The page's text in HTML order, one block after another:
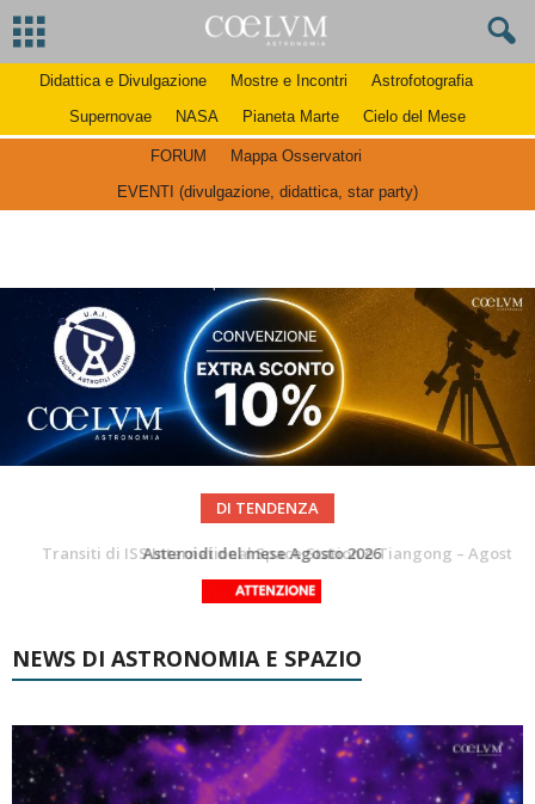
Didattica e Divulgazione Mostre e Incontri
Astrofotografia
Supernovae
NASA Pianeta Marte Cielo del Mese
FORUM
Mappa Osservatori
EVENTI (divulgazione, didattica, star party)
DI TENDENZA
Transiti di ISS International Space Station e Tiangong – Agosto 2026
La Luna del Mese – Agosto 2026
NEWS DI ASTRONOMIA E SPAZIO